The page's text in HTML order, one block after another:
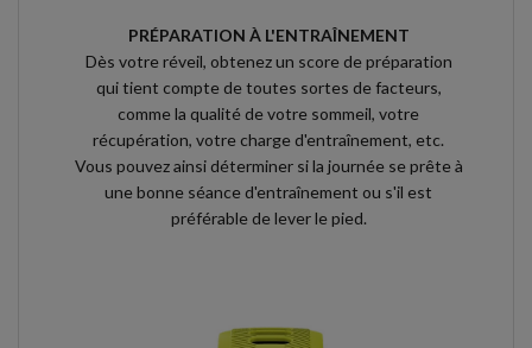
PRÉPARATION À L'ENTRAÎNEMENT
Dès votre réveil, obtenez un score de préparation
qui tient compte de toutes sortes de facteurs,
comme la qualité de votre sommeil, votre
récupération, votre charge d'entraînement, etc.
Vous pouvez ainsi déterminer si la journée se prête à
une bonne séance d'entraînement ou s'il est
préférable de lever le pied.